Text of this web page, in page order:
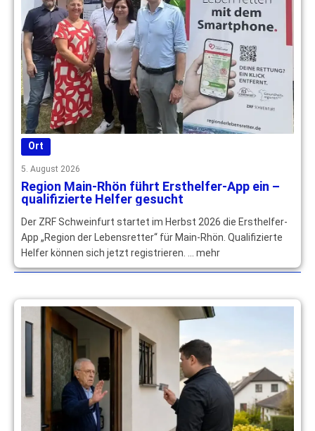
Ort
5. August 2026
Region Main-Rhön führt Ersthelfer-App ein –
qualifizierte Helfer gesucht
Der ZRF Schweinfurt startet im Herbst 2026 die Ersthelfer-
App „Region der Lebensretter“ für Main-Rhön. Qualifizierte
Helfer können sich jetzt registrieren. … mehr